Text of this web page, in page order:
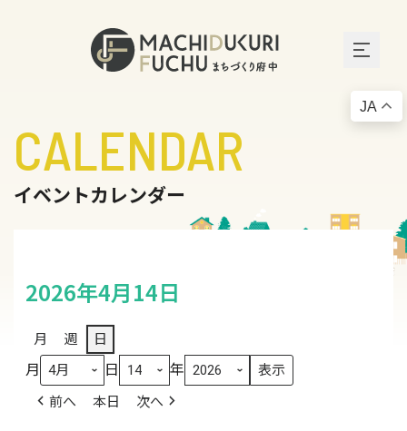
CALENDAR
イベントカレンダー
2026年4月14日
月 週 日
月 日 年
前へ 本日 次へ
JA